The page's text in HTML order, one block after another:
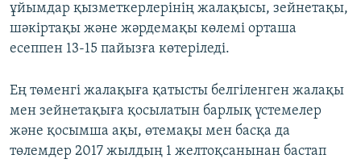
ұйымдар қызметкерлерінің жалақысы, зейнетақы,
шәкіртақы және жәрдемақы көлемі орташа
есеппен 13-15 пайызға көтеріледі.
Ең төменгі жалақыға қатысты белгіленген жалақы
мен зейнетақыға қосылатын барлық үстемелер
және қосымша ақы, өтемақы мен басқа да
төлемдер 2017 жылдың 1 желтоқсанынан бастап